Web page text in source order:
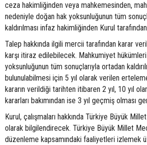
ceza hakimliğinden veya mahkemesinden,
nedeniyle doğan hak yoksunluğunun tüm
kaldırılması infaz hakimliğinden Kurul
Talep hakkında ilgili mercii tarafından karar
karşı itiraz edilebilecek. Mahkumiyet
yoksunluğunun tüm sonuçlarıyla ortadan
bulunulabilmesi için 5 yıl olarak verilen
kararın verildiği tarihten itibaren 2 yıl, 10 yıl
kararları bakımından ise 3 yıl geçmiş olması
Kurul, çalışmaları hakkında Türkiye Büyük
olarak bilgilendirecek. Türkiye Büyük Millet
düzenleme kapsamındaki faaliyetleri izlemek